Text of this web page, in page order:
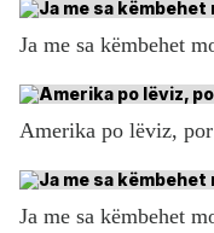
Ja me sa këmbehet
Amerika po lëviz,
Ja me sa këmbehet